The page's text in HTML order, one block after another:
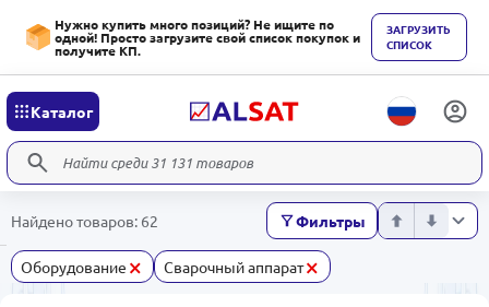
Нужно купить много позиций? Не ищите по
одной! Просто загрузите свой список покупок и
получите КП.
ЗАГРУЗИТЬ
СПИСОК
Каталог
Найдено товаров: 62 Фильтры
Оборудование × Сварочный аппарат×